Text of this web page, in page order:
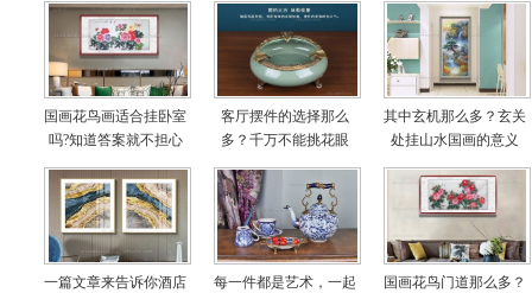
国画花鸟画适合挂卧室
吗?知道答案就不担心
客厅摆件的选择那么
多？千万不能挑花眼
其中玄机那么多？玄关
处挂山水国画的意义
一篇文章来告诉你酒店
每一件都是艺术，一起
国画花鸟门道那么多？